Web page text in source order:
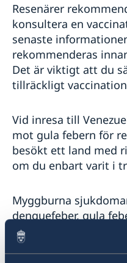
Resenärer
konsultera en
senaste
rekommenderas
Det är viktigt att du
tillräckligt
Vid inresa till
mot gula febern för
besökt ett land med
om du enbart varit i
Myggburna
denguefeber, gula
och zikavirus
Venezuela, särskilt